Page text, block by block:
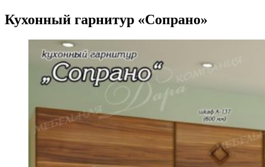
Кухонный гарнитур «Сопрано»